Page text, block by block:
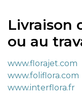
Livraison
ou au
www.florajet.com
www.foliflora.com
www.interflora.fr